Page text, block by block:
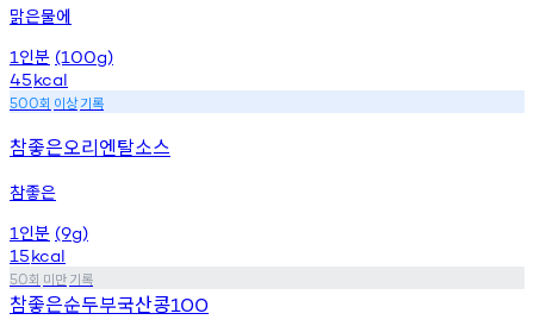
맑은물에
1 인분 (100g)
45kcal
500회 이상기록
참좋은오리엔탈소스
참좋은
1 인분 (9g)
15kcal
50회 미만기록
참좋은순두부국산콩100